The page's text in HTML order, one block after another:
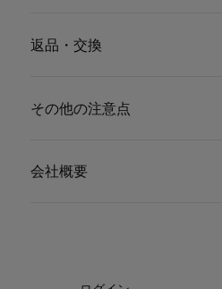
返品・交換
その他の注意点
会社概要